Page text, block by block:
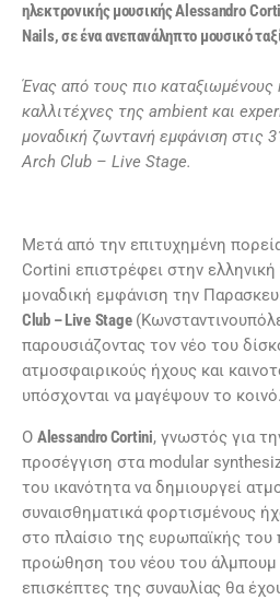
ηλεκτρονικής μουσικήςAlessandro
Nails, σε ένα ανεπανάληπτο μουσικό
Ένας από τους πιο καταξιωμένους
καλλιτέχνες της ambient και
μοναδική ζωντανή εμφάνιση στις
Arch Club – Live Stage.
Μετά από την επιτυχημένη
Cortini επιστρέφει στην
μοναδική εμφάνιση την
Club– Live Stage
παρουσιάζοντας τον νέο του
ατμοσφαιρικούς ήχους και
υπόσχονται να μαγέψουν το κοινό.
Ο AlessandroCortini, γνωστός για
προσέγγιση στα modular
του ικανότητα να δημιουργεί
συναισθηματικά φορτισμένους
στο πλαίσιο της ευρωπαϊκής του
προώθηση του νέου του άλμπουμ
επισκέπτες της συναυλίας θα